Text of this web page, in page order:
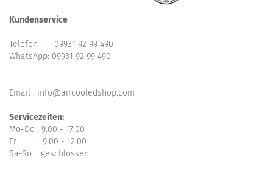
Kundenservice
Telefon : 09931 92 99 490
WhatsApp: 09931 92 99 490
Email : info@aircooledshop.com
Servicezeiten:
Mo-Do : 9.00 - 17.00
Fr : 9.00 - 12.00
Sa-So : geschlossen